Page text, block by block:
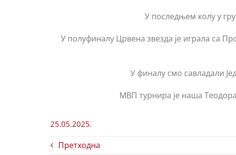
У последњем колу у
У полуфиналу Црвена звезда је играла са
У финалу смо савладали
МВП турнира је наша
25.05.2025.
Претходна